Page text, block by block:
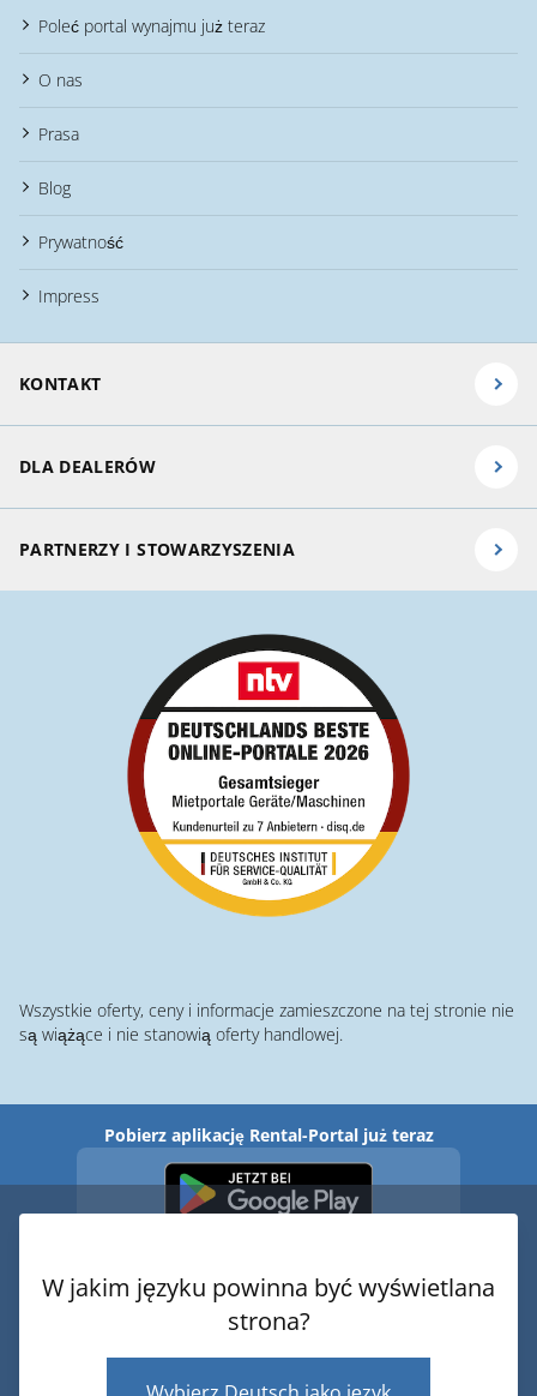
Poleć portal wynajmu już teraz
O nas
Prasa
Blog
Prywatność
Impress
KONTAKT
DLA DEALERÓW
PARTNERZY I STOWARZYSZENIA
Wszystkie oferty, ceny i informacje zamieszczone na tej stronie nie
są wiążące i nie stanowią oferty handlowej.
Pobierz aplikację Rental-Portal już teraz
© 2026 · Rental-Portal.com
W jakim języku powinna być wyświetlana
strona?